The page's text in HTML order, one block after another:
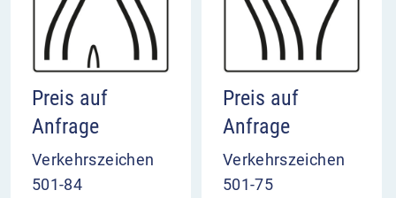
Preis auf
Anfrage
Verkehrszeichen
501-84
Preis auf
Anfrage
Verkehrszeichen
501-75